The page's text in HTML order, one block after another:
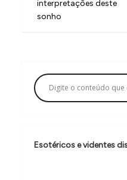
e
ç
ã
o
e
interpretações deste
sonho
Esotéricos e videntes